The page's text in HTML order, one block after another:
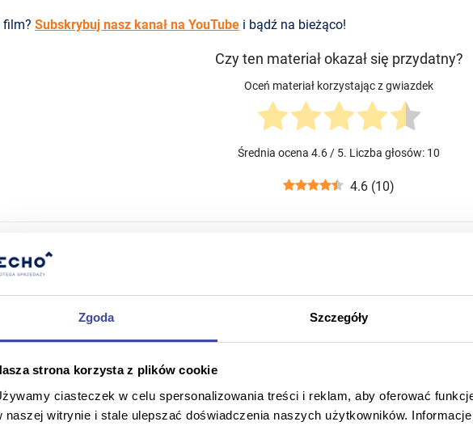
Zgoda Szczegóły
strona korzysta z plików cookie
ciasteczek w celu spersonalizowania treści i reklam, aby oferować
naszej witrynie i stale ulepszać doświadczenia naszych użytkowników.
film? Subskrybuj nasz kanał na YouTube i bądź na bieżąco!
Czy ten materiał okazał się przydatny?
Oceń materiał korzystając z gwiazdek
Średnia ocena 4.6/ 5. Liczba głosów: 10
4.6 (10)
sprzedaż
Powiązane